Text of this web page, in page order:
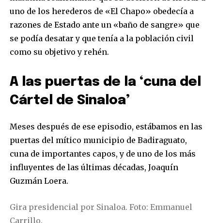
uno de los herederos de «El Chapo» obedecía a
razones de Estado ante un «baño de sangre» que
se podía desatar y que tenía a la población civil
como su objetivo y rehén.
A las puertas de la ‘cuna del
Cártel de Sinaloa’
Meses después de ese episodio, estábamos en las
puertas del mítico municipio de Badiraguato,
cuna de importantes capos, y de uno de los más
influyentes de las últimas décadas, Joaquín
Guzmán Loera.
Gira presidencial por Sinaloa. Foto: Emmanuel
Carrillo.